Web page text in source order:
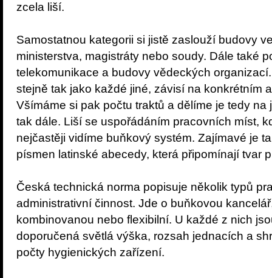
zcela liší.
Samostatnou kategorii si jistě zaslouží budovy
ministerstva, magistráty nebo soudy. Dále také
telekomunikace a budovy vědeckých
stejně tak jako každé jiné, závisí na konkrétním
Všímáme si pak počtu traktů a dělíme je tedy na
tak dále. Liší se uspořádáním pracovních míst,
nejčastěji vidíme buňkový systém. Zajímavé je
písmen latinské abecedy, která připomínají tvar
Česká technická norma popisuje několik typů
administrativní činnost. Jde o buňkovou
kombinovanou nebo flexibilní. U každé z nich
doporučená světlá výška, rozsah jednacích a
počty hygienických zařízení.